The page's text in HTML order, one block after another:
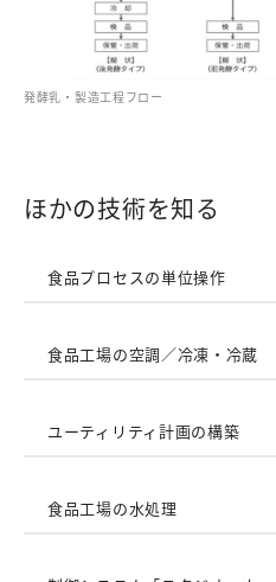
発酵乳・製造工程フロー
ほかの技術を知る
食品プロセスの単位操作
食品工場の空調／冷凍・冷蔵
ユーティリティ計画の構築
食品工場の水処理